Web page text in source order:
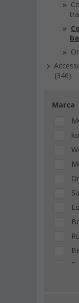
(346)
Marca